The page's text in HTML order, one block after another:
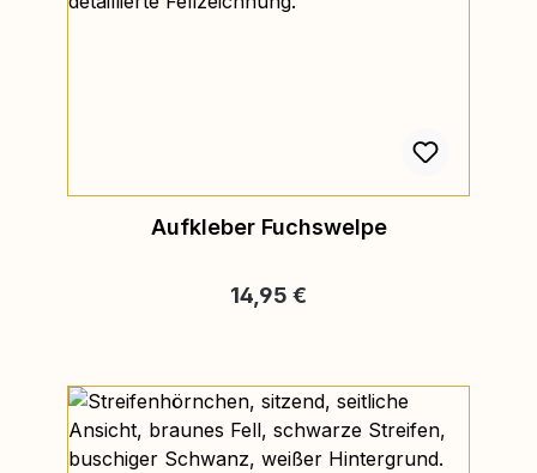
Aufkleber Fuchswelpe
Regulärer Preis:
14,95 €